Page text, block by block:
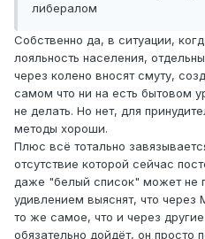
либералом
Собственно да, в ситуации,
лояльность населения,
через колено вносят смуту,
самом что ни на есть бытовом
не делать. Но нет, для
методы хороши.
Плюс всё тотально
отсутствие которой сейчас
даже "белый список" может не
удивлением выяснят, что
то же самое, что и через
обязательно дойдёт, он просто